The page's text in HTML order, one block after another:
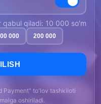
qabul qiladi: 10 000 so'm
000 200 000
Payment" to'lov tashkiloti
oshiriladi.